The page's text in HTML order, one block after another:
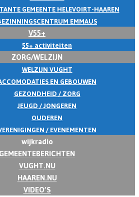
GEMEENTE HELEVOIRT-HAAREN
EMMAUS
V55+
55+ activiteiten
ZORG/WELZIJN
WELZIJN VUGHT
EN GEBOUWEN
GEZONDHEID / ZORG
JEUGD / JONGEREN
OUDEREN
/ EVENEMENTEN
wijkradio
VUGHT.NU
HAAREN.NU
VIDEO’S